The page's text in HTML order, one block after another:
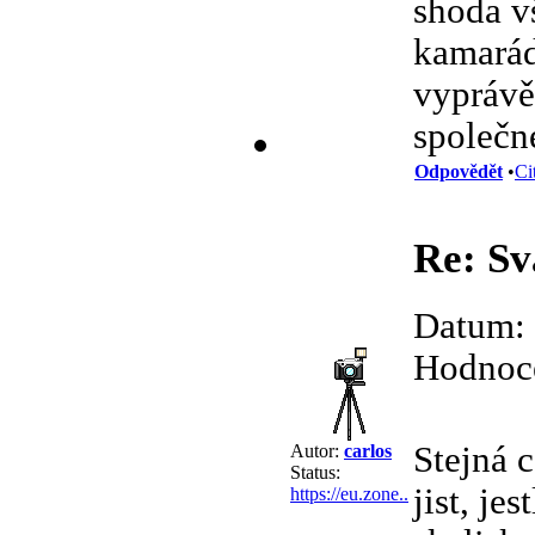
shoda
Odpovědět •
Autor: carlos
Status:
https://eu.zone..
Re:
Stejná
jist,